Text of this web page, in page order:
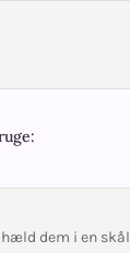
dem i en skål